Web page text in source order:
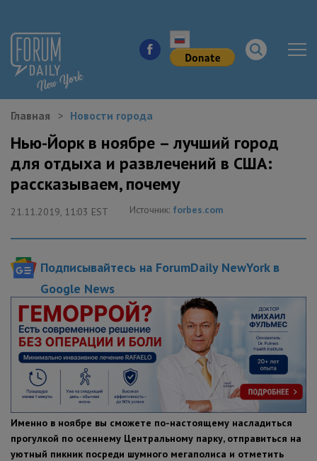
КУДА ПОЙТИ В ГОРОДЕ
ЗДОРОВЬЕ
ЖИЛЬЕ
ОБРАЗОВАНИЕ
ПОЛЕЗНЫЕ СОВЕТЫ
Главная Новости города
Нью-Йорк в ноябре – лучший город
для отдыха и развлечений в США:
рассказываем, почему
21.11.2019, 11:03 EST Источник: forbes.com
Подписывайтесь на ForumDaily NewYork в
Google News
Именно в ноябре вы сможете по-настоящему насладиться
прогулкой по осеннему Центральному парку, отправиться на
уютный пикник посреди шумного мегаполиса и отметить